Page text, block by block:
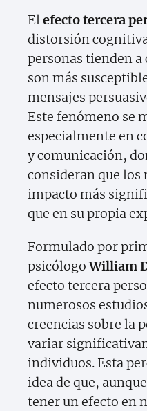
Elefecto tercera
distorsión
personas tienden a
son más
mensajes
Este fenómeno se
especialmente en
y comunicación,
consideran que los
impacto más
que en su propia
Formulado por
psicólogoWilliam
efecto tercera
numerosos
creencias sobre la
variar
individuos. Esta
idea de que,
tener un efecto en